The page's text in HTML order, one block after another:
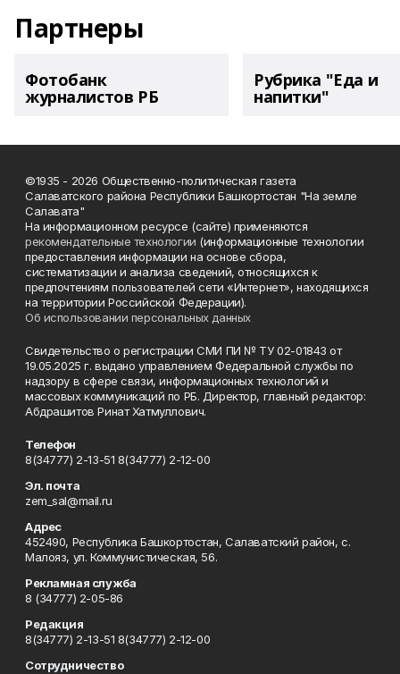
Партнеры
Фотобанк
журналистов РБ
Рубрика "Еда и
напитки"
©1935 - 2026 Общественно-политическая газета
Салаватского района Республики Башкортостан "На земле
Салавата"
На информационном ресурсе (сайте) применяются
рекомендательные технологии (информационные технологии
предоставления информации на основе сбора,
систематизации и анализа сведений, относящихся к
предпочтениям пользователей сети «Интернет», находящихся
на территории Российской Федерации).
Об использовании персональных данных
Свидетельство о регистрации СМИ ПИ № ТУ 02-01843 от
19.05.2025 г. выдано управлением Федеральной службы по
надзору в сфере связи, информационных технологий и
массовых коммуникаций по РБ. Директор, главный редактор:
Абдрашитов Ринат Хатмуллович.
Телефон
8(34777) 2-13-51 8(34777) 2-12-00
Эл. почта
zem_sal@mail.ru
Адрес
452490, Республика Башкортостан, Салаватский район, с.
Малояз, ул. Коммунистическая, 56.
Рекламная служба
8 (34777) 2-05-86
Редакция
8(34777) 2-13-51 8(34777) 2-12-00
Сотрудничество